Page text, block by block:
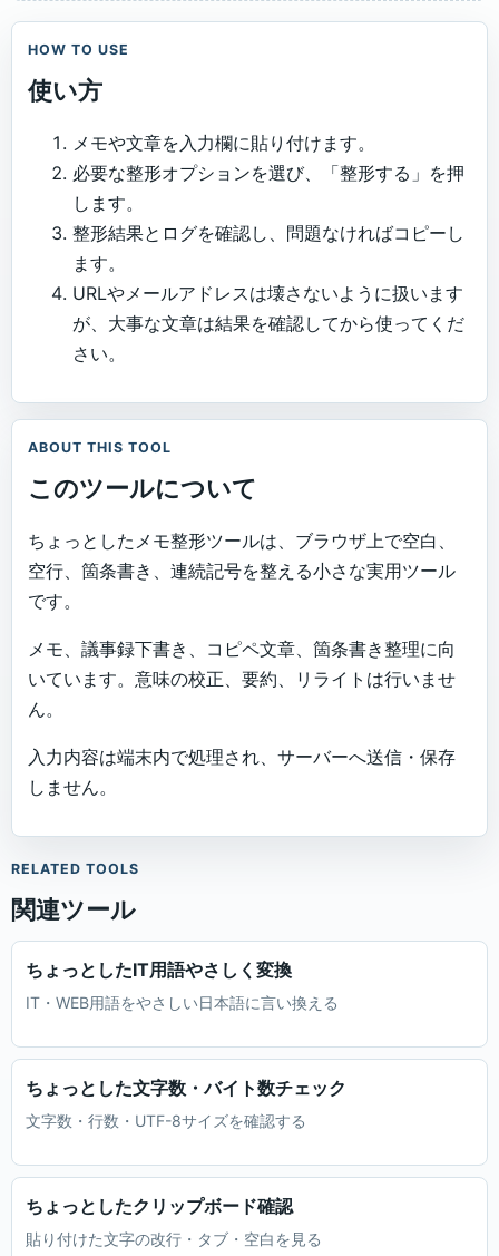
HOW TO USE
使い方
メモや文章を入力欄に貼り付けます。
必要な整形オプションを選び、「整形する」を押
します。
整形結果とログを確認し、問題なければコピーし
ます。
URLやメールアドレスは壊さないように扱います
が、大事な文章は結果を確認してから使ってくだ
さい。
ABOUT THIS TOOL
このツールについて
ちょっとしたメモ整形ツールは、ブラウザ上で空白、
空行、箇条書き、連続記号を整える小さな実用ツール
です。
メモ、議事録下書き、コピペ文章、箇条書き整理に向
いています。意味の校正、要約、リライトは行いませ
ん。
入力内容は端末内で処理され、サーバーへ送信・保存
しません。
RELATED TOOLS
関連ツール
ちょっとしたIT用語やさしく変換
IT・WEB用語をやさしい日本語に言い換える
ちょっとした文字数・バイト数チェック
文字数・行数・UTF-8サイズを確認する
ちょっとしたクリップボード確認
貼り付けた文字の改行・タブ・空白を見る